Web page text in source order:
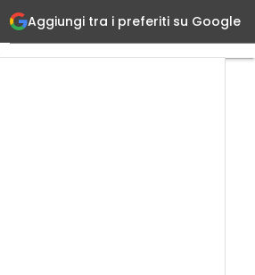
Aggiungi tra i preferiti su Google